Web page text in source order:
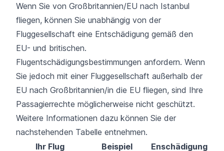
Wenn Sie von Großbritannien/EU nach Istanbul
fliegen, können Sie unabhängig von der
Fluggesellschaft eine Entschädigung gemäß den
EU- und britischen.
Flugentschädigungsbestimmungen anfordern. Wenn
Sie jedoch mit einer Fluggesellschaft außerhalb der
EU nach Großbritannien/in die EU fliegen, sind Ihre
Passagierrechte möglicherweise nicht geschützt.
Weitere Informationen dazu können Sie der
nachstehenden Tabelle entnehmen.
Ihr Flug
Beispiel Enschädigung